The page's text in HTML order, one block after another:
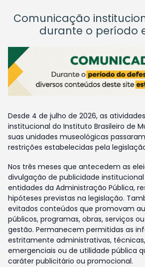
Comunicação
durante o período
Desde 4 de julho de 2026, as
institucional do Instituto Brasileiro de
suas unidades museológicas
restrições estabelecidas pela
Nos três meses que antecedem as
divulgação de publicidade
entidades da Administração Pública,
hipóteses previstas na legislação.
evitados conteúdos que promovam
públicos, programas, obras, serviços
gestão. Permanecem permitidas as
estritamente administrativas,
emergenciais ou de utilidade pública
caráter publicitário ou promocional.